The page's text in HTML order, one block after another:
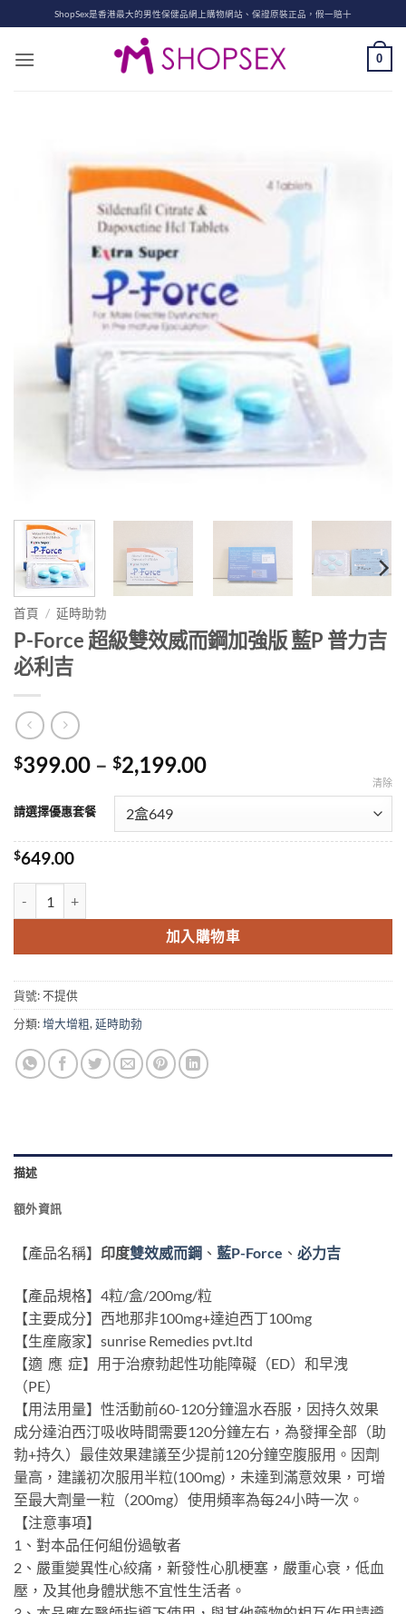
to
content
ShopSex是香港最大的男性保健品網上購物網站、保證原裝正品，假一賠十
0
首頁 / 延時助勃
P-Force 超級雙效威而鋼加強版 藍P 普力吉
必利吉
$399.00 – $2,199.00Price
through
$2,199.00
請選擇優惠套餐
清除
$649.00
加入購物車
貨號:不提供
分類:增大增粗,延時助勃
描述
額外資訊
【產品名稱】 印度雙效威而鋼 、 藍P-Force 、 必力吉
【產品規格】4粒/盒/200mg/粒
【主要成分】西地那非100mg+達迫西丁100mg
【生産廠家】sunrise Remedies pvt.ltd
【適 應 症】用于治療勃起性功能障礙（ED）和早洩
（PE）
【用法用量】性活動前60-120分鐘溫水吞服，因持久效果
成分達泊西汀吸收時間需要120分鐘左右，為發揮全部（助
勃+持久）最佳效果建議至少提前120分鐘空腹服用。因劑
量高，建議初次服用半粒(100mg)，未達到滿意效果，可增
至最大劑量一粒（200mg）使用頻率為每24小時一次。
【注意事項】
1、對本品任何組份過敏者
2、嚴重變異性心絞痛，新發性心肌梗塞，嚴重心衰，低血
壓，及其他身體狀態不宜性生活者。